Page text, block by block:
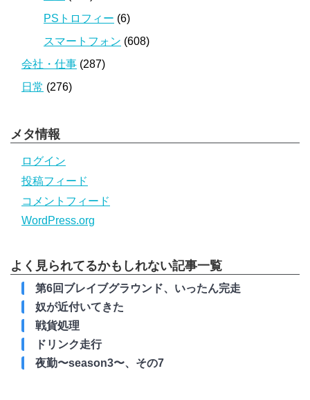
PSトロフィー (6)
スマートフォン (608)
会社・仕事 (287)
日常 (276)
メタ情報
ログイン
投稿フィード
コメントフィード
WordPress.org
よく見られてるかもしれない記事一覧
第6回ブレイブグラウンド、いったん完走
奴が近付いてきた
戦貨処理
ドリンク走行
夜勤〜season3〜、その7